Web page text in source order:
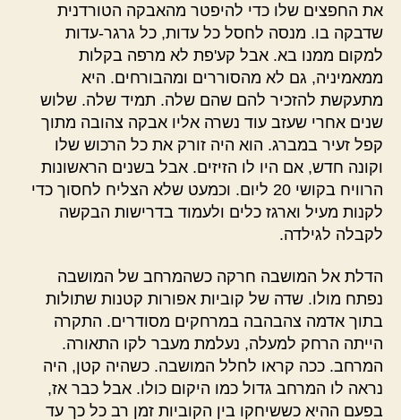
את החפצים שלו כדי להיפטר מהאבקה הטורדנית
שדבקה בו. מנסה לחסל כל עדות, כל גרגר-עדות
למקום ממנו בא. אבל קע'פת לא מרפה בקלות
ממאמיניה, גם לא מהסוררים ומהבורחים. היא
מתעקשת להזכיר להם שהם שלה. תמיד שלה. שלוש
שנים אחרי שעזב עוד נשרה אליו אבקה צהובה מתוך
קפל זעיר במברג. הוא היה זורק את כל הרכוש שלו
וקונה חדש, אם היו לו הזיזים. אבל בשנים הראשונות
הרוויח בקושי 20 ליום. וכמעט שלא הצליח לחסוך כדי
לקנות מעיל וארגז כלים ולעמוד בדרישות הבקשה
לקבלה לגילדה.
הדלת אל המושבה חרקה כשהמרחב של המושבה
נפתח מולו. שדה של קוביות אפורות קטנות שתולות
בתוך אדמה צהבהבה במרחקים מסודרים. התקרה
הייתה הרחק למעלה, נעלמת מעבר לקו התאורה.
המרחב. ככה קראו לחלל המושבה. כשהיה קטן, היה
נראה לו המרחב גדול כמו היקום כולו. אבל כבר אז,
בפעם ההיא כששיחקו בין הקוביות זמן רב כל כך עד